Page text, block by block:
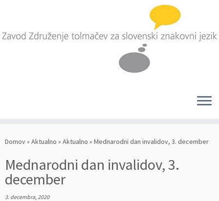
naDomov» Aktualno » Aktualno » Mednarodni dan invalidov, 3. december
Mednarodni dan invalidov, 3.
december
3. decembra, 2020